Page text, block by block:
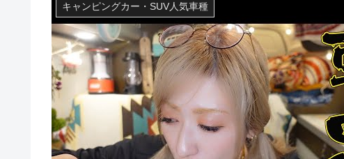
キャンピングカー・SUV人気車種